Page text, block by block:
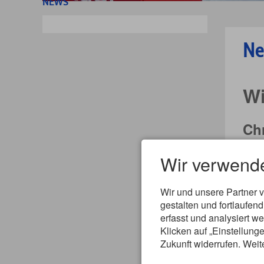
„An
Wir
Wir und unsere Partner
gestalten und
erfasst und analysiert
Klicken auf
Zukunft widerrufen.